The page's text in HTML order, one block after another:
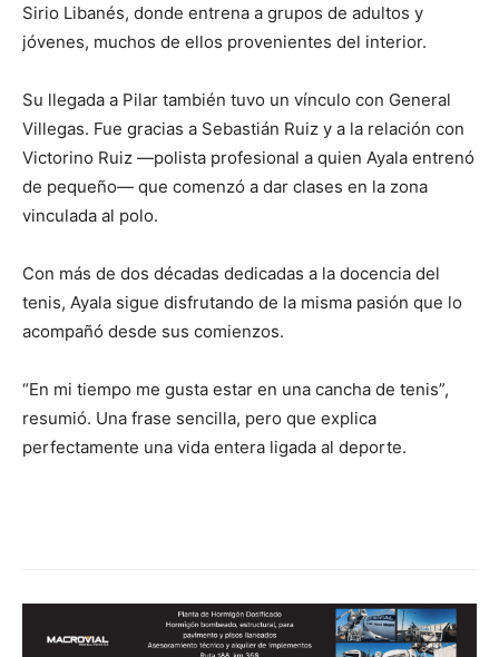
Sirio Libanés, donde entrena a grupos de adultos y
jóvenes, muchos de ellos provenientes del interior.
Su llegada a Pilar también tuvo un vínculo con General
Villegas. Fue gracias a Sebastián Ruiz y a la relación con
Victorino Ruiz —polista profesional a quien Ayala entrenó
de pequeño— que comenzó a dar clases en la zona
vinculada al polo.
Con más de dos décadas dedicadas a la docencia del
tenis, Ayala sigue disfrutando de la misma pasión que lo
acompañó desde sus comienzos.
“En mi tiempo me gusta estar en una cancha de tenis”,
resumió. Una frase sencilla, pero que explica
perfectamente una vida entera ligada al deporte.